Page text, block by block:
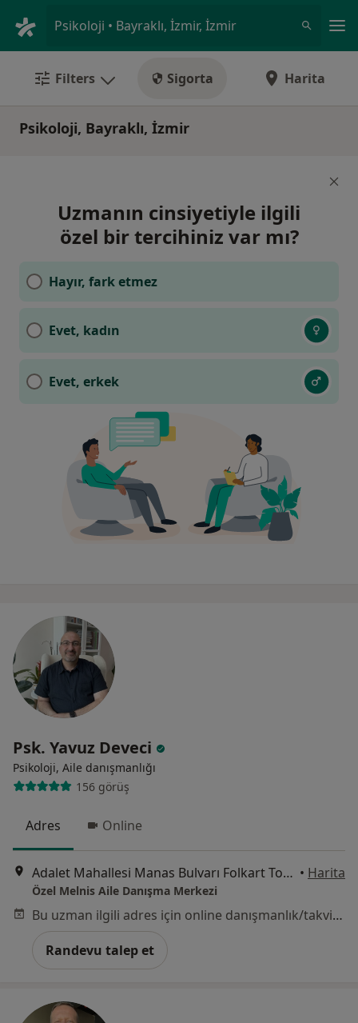
Psikoloji • Bayraklı, İzmir, İzmir
Filters Sigorta Harita
Psikoloji, Bayraklı, İzmir
Uzmanın cinsiyetiyle ilgili
özel bir tercihiniz var mı?
Hayır, fark etmez
Evet, kadın
Evet, erkek
Psk. Yavuz Deveci
Psikoloji, Aile danışmanlığı
156 görüş
Adres Online
Adalet Mahallesi Manas Bulvarı Folkart Towers A Kule 19. Kat 1908 Nolu Ofis, Bayraklı • Harita
Özel Melnis Aile Danışma Merkezi
Bu uzman ilgili adres için online danışmanlık/takvim sunmuyor.
Randevu talep et